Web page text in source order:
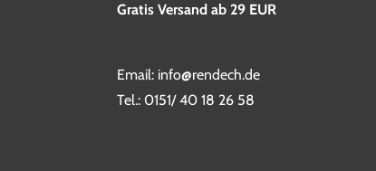
Gratis Versand ab 29 EUR
Email: info@rendech.de
Tel.: 0151/ 40 18 26 58